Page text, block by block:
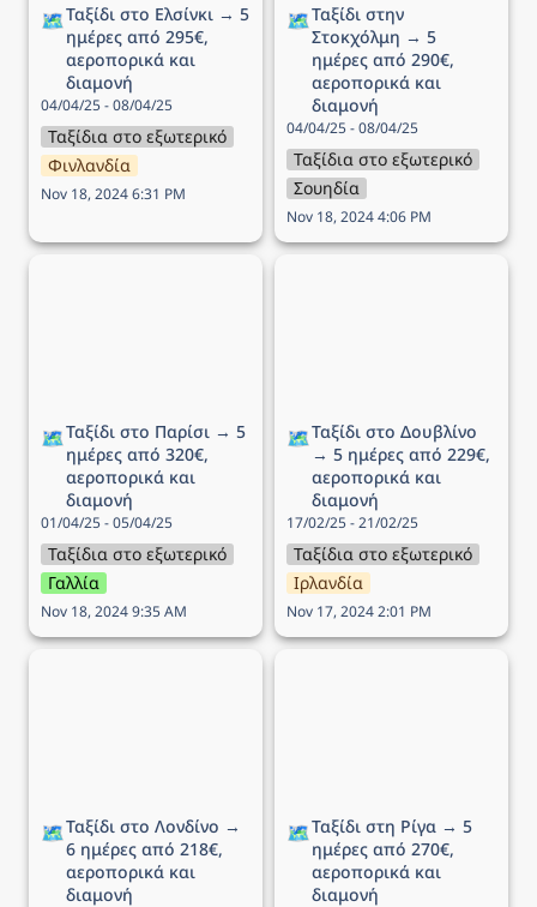
🗺️Ταξίδι στο Ελσίνκι → 5
ημέρες από 295€,
αεροπορικά και
διαμονή
04/04/25 - 08/04/25
Ταξίδια στο εξωτερικό
Φινλανδία
Nov 18, 2024 6:31 PM
🗺️Ταξίδι στην
Στοκχόλμη → 5
ημέρες από 290€,
αεροπορικά και
διαμονή
04/04/25 - 08/04/25
Ταξίδια στο εξωτερικό
Σουηδία
Nov 18, 2024 4:06 PM
🗺️Ταξίδι στο Παρίσι → 5
ημέρες από 320€,
αεροπορικά και
διαμονή
01/04/25 - 05/04/25
Ταξίδια στο εξωτερικό
Γαλλία
Nov 18, 2024 9:35 AM
🗺️Ταξίδι στο Δουβλίνο
→ 5 ημέρες από 229€,
αεροπορικά και
διαμονή
17/02/25 - 21/02/25
Ταξίδια στο εξωτερικό
Ιρλανδία
Nov 17, 2024 2:01 PM
🗺️Ταξίδι στο Λονδίνο →
6 ημέρες από 218€,
αεροπορικά και
διαμονή
🗺️Ταξίδι στη Ρίγα → 5
ημέρες από 270€,
αεροπορικά και
διαμονή